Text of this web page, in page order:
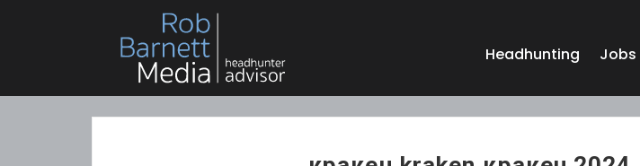
Headhunting Jobs